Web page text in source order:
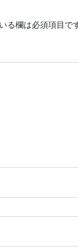
る欄は必須項目で